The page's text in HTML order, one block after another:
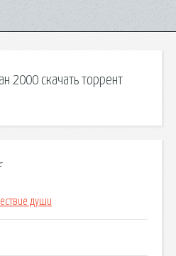
2000 скачать торрент
души